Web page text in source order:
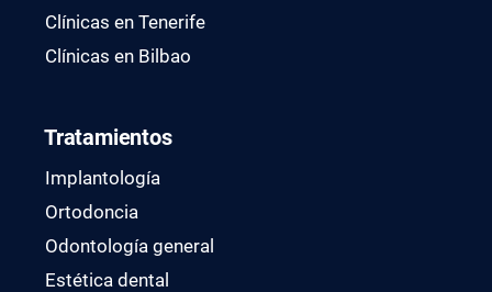
Clínicas en Tenerife
Clínicas en Bilbao
Tratamientos
Implantología
Ortodoncia
Odontología general
Estética dental